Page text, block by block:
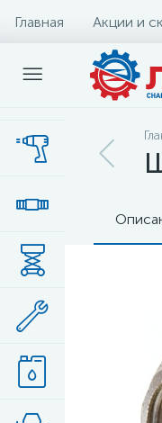
Главная Акции и